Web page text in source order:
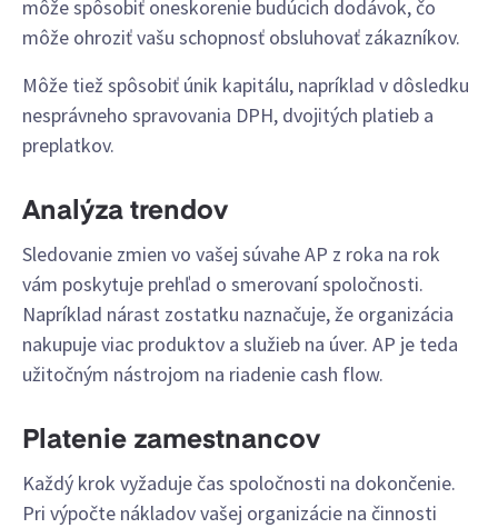
môže spôsobiť oneskorenie budúcich dodávok, čo
môže ohroziť vašu schopnosť obsluhovať zákazníkov.
Môže tiež spôsobiť únik kapitálu, napríklad v dôsledku
nesprávneho spravovania DPH, dvojitých platieb a
preplatkov.
Analýza trendov
Sledovanie zmien vo vašej súvahe AP z roka na rok
vám poskytuje prehľad o smerovaní spoločnosti.
Napríklad nárast zostatku naznačuje, že organizácia
nakupuje viac produktov a služieb na úver. AP je teda
užitočným nástrojom na riadenie cash flow.
Platenie zamestnancov
Každý krok vyžaduje čas spoločnosti na dokončenie.
Pri výpočte nákladov vašej organizácie na činnosti